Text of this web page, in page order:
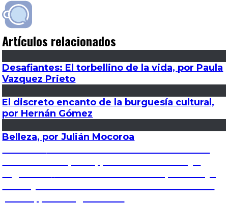
Artículos relacionados
Desafiantes: El torbellino de la vida, por Paula
Vazquez Prieto
El discreto encanto de la burguesía cultural,
por Hernán Gómez
Belleza, por Julián Mocoroa
Navegación
de
entradas